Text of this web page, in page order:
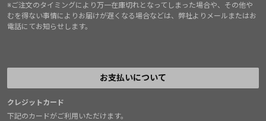
※ご注文のタイミングにより万一在庫切れとなってしまった場合や、その他や
むを得ない事情によりお届けが遅くなる場合などは、弊社よりメールまたはお
電話にてお知らせします。
お支払いについて
クレジットカード
下記のカードがご利用いただけます。